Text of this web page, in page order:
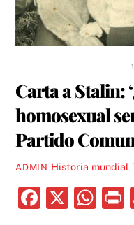
Carta a Stalin:
homosexual
Partido
ADMIN Historia mundial,
F
X
W